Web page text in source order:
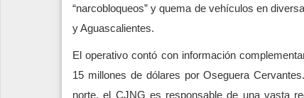
“narcobloqueos” y quema de vehículos en
y Aguascalientes.
El operativo contó con información
15 millones de dólares por Oseguera
norte, el CJNG es responsable de una vasta